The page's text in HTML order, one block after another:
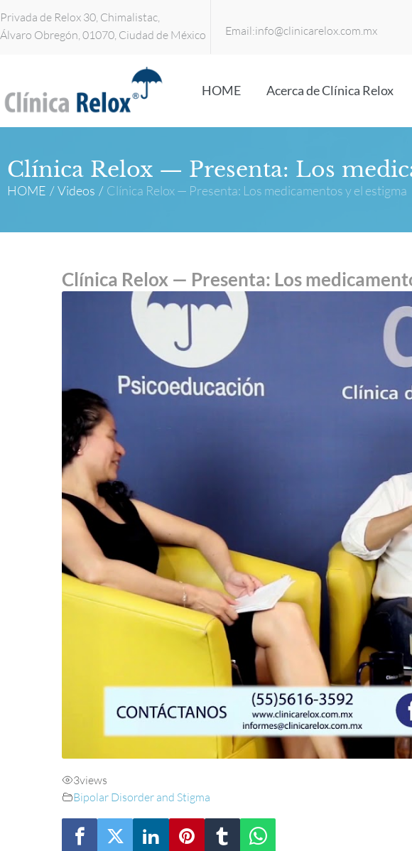
Privada de Relox 30, Chimalistac,
Álvaro Obregón, 01070, Ciudad de México
Email:info@clinicarelox.com.mx
HOME Acerca de Clínica Relox
Clínica Relox — Presenta: Los
HOME / Videos / Clínica Relox — Presenta: Los medicamentos y el estigma
Clínica Relox — Presenta: Los
3views
Bipolar Disorder and Stigma